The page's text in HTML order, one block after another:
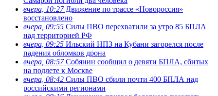
вчера, 10:27Движение по трассе «Новороссия»
восстановлено
вчера, 09:55 Силы ПВО перехватили за утро 85 БПЛА
над территорией РФ
вчера, 09:25 Ильский НПЗ на Кубани загорелся после
падения обломков дрона
вчера, 08:57Собянин сообщил о девяти БПЛА, сбитых
на подлете к Москве
вчера, 08:42 Силы ПВО сбили почти 400 БПЛА над
российскими регионами